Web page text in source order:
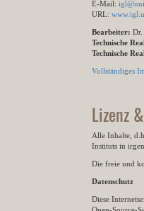
E-Mail:
URL:
Bearbeiter: Dr.
Technische
Technische
Vollständiges
Lizenz
Alle Inhalte,
Instituts in
Die freie und
Datenschutz
Diese